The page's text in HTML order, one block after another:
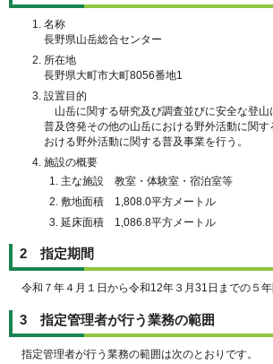
名称
長野県山岳総合センター
所在地
長野県大町市大町8056番地1
設置目的
山岳に関する研究及び調査並びに安全な登山
普及啓発その他の山岳における野外活動に関
おける野外活動に関する普及事業を行う。
施設の概要
主な施設 教室・体験室・宿泊室等
敷地面積 1,808.0平方メートル
延床面積 1,086.8平方メートル
2 指定期間
令和７年４月１日から令和12年３月31日までの５
3 指定管理者が行う業務の範囲
指定管理者が行う業務の範囲は次のとおりです。